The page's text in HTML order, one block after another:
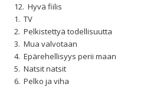
12. Hyvä fiilis
1. TV
2. Pelkistettyä todellisuutta
3. Mua valvotaan
4. Epärehellisyys perii maan
5. Natsit natsit
6. Pelko ja viha